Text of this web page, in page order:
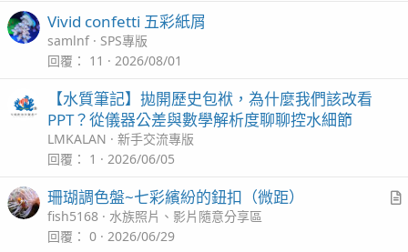
Vivid confetti 五彩紙屑
samlnf
SPS專版
回覆
11 2026/08/01
【水質筆記】拋開歷史包袱，為什麼我們該改看
PPT？從儀器公差與數學解析度聊聊控水細節
LMKALAN
新手交流專版
回覆
1 2026/06/05
珊瑚調色盤~七彩繽紛的鈕扣（微距）
fish5168
水族照片、影片隨意分享區
回覆
0 2026/06/29